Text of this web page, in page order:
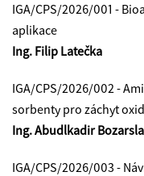
IGA/CPS/2026/001 -
aplikace
Ing. Filip Latečka
IGA/CPS/2026/002 -
sorbenty pro záchyt
Ing. Abudlkadir
IGA/CPS/2026/003 -